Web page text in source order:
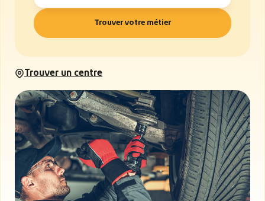
Trouver votre métier
Trouver un centre